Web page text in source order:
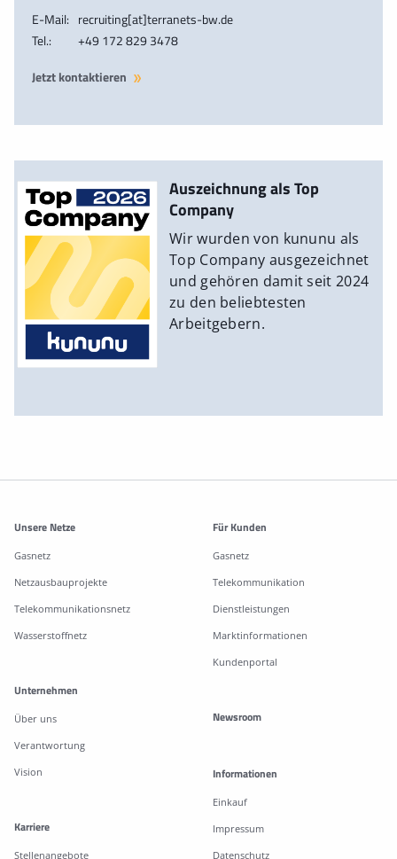
E-Mail: recruiting[at]terranets-bw.de
Tel.:
+49 172 829 3478
Jetzt kontaktieren
Auszeichnung als Top
Company
Wir wurden von kununu als
Top Company ausgezeichnet
und gehören damit seit 2024
zu den beliebtesten
Arbeitgebern.
Weitere Informationen
Unsere Netze
Gasnetz
Netzausbauprojekte
Telekommunikationsnetz
Wasserstoffnetz
Für Kunden
Gasnetz
Telekommunikation
Dienstleistungen
Marktinformationen
Kundenportal
Unternehmen
Über uns
Verantwortung
Vision
Karriere
Stellenangebote
Newsroom
Informationen
Einkauf
Impressum
Datenschutz